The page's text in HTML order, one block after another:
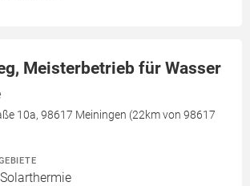
Meisterbetrieb für Wasser
10a, 98617 Meiningen (22km von 98617